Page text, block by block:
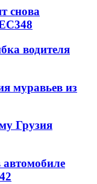
снова
348
водителя
муравьев из
Грузия
42